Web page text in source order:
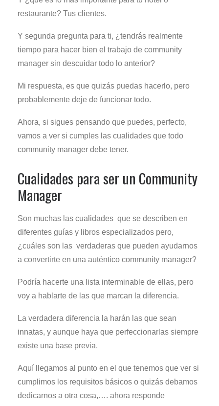
restaurante? Tus clientes.
Y segunda pregunta para ti, ¿tendrás realmente
tiempo para hacer bien el trabajo de community
manager sin descuidar todo lo anterior?
Mi respuesta, es que quizás puedas hacerlo, pero
probablemente deje de funcionar todo.
Ahora, si sigues pensando que puedes, perfecto,
vamos a ver si cumples las cualidades que todo
community manager debe tener.
Cualidades para ser un Community
Manager
Son muchas las cualidades que se describen en
diferentes guías y libros especializados pero,
¿cuáles son las verdaderas que pueden ayudarnos
a convertirte en una auténtico community manager?
Podría hacerte una lista interminable de ellas, pero
voy a hablarte de las que marcan la diferencia.
La verdadera diferencia la harán las que sean
innatas, y aunque haya que perfeccionarlas siempre
existe una base previa.
Aquí llegamos al punto en el que tenemos que ver si
cumplimos los requisitos básicos o quizás debamos
dedicarnos a otra cosa,…. ahora responde